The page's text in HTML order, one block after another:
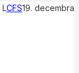
LCFS19. decembra